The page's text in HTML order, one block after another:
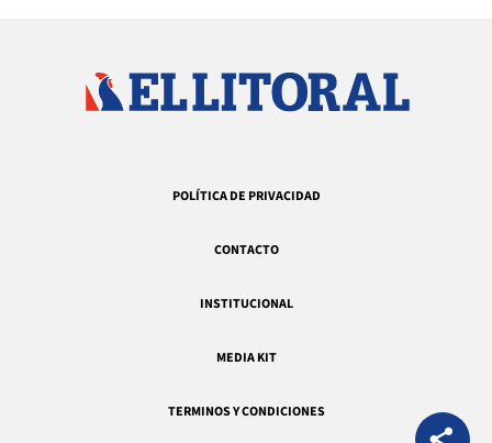
POLÍTICA DE PRIVACIDAD
CONTACTO
INSTITUCIONAL
MEDIA KIT
TERMINOS Y CONDICIONES